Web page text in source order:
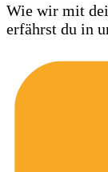
Wie wir mit
erfährst du in